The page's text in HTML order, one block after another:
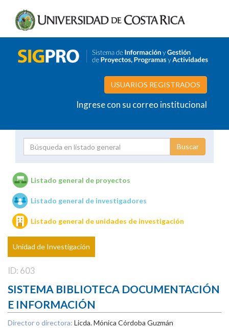
USUARIOS REGISTRADOS
Ingrese con su correo institucional
Unidades de investigación
Listado general de proyectos
Listado general de investigadores
Listado general de unidades de investigación
Unidad de Investigación
ID: 603
SISTEMA BIBLIOTECA DOCUMENTACIÓN
E INFORMACIÓN
Director o directora: Licda. Mónica Córdoba Guzmán